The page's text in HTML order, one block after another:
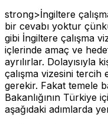
strong>İngiltere
bir cevabı yoktur
gibi İngiltere çalışma
içlerinde amaç ve
ayrılırlar. Dolayısıyla
çalışma vizesini
gerekir. Fakat temele
Bakanlığının Türkiye
aşağıdaki adımlarda